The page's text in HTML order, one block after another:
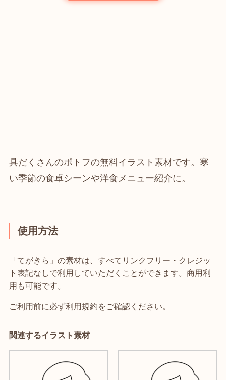
具だくさんのポトフの無料イラスト素材です。寒
い季節の食卓シーンや洋食メニュー紹介に。
使用方法
「てがきら」の素材は、すべてリンクフリー・クレジッ
ト表記なしで利用していただくことができます。商用利
用も可能です。
ご利用前に必ず利用規約をご確認ください。
関連するイラスト素材